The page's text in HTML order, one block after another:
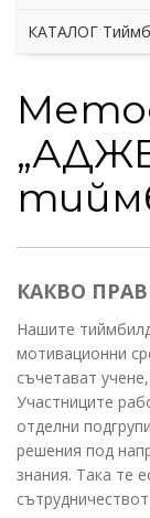
КАТАЛОГ
КАКВО
Нашите
мотивационни
съчетават
Участниците
отделни
решения под
знания. Така те